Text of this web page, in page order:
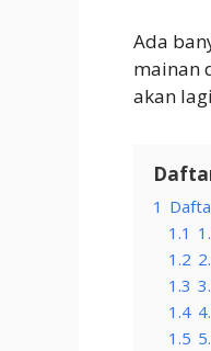
Ada
mainan
akan
1
1.1
1.2
1.3
1.4
1.5